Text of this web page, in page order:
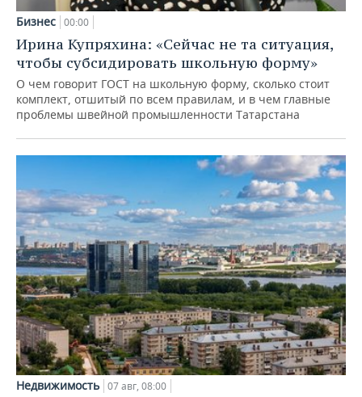
Бизнес 00:00
Ирина Купряхина: «Сейчас не та ситуация,
чтобы субсидировать школьную форму»
О чем говорит ГОСТ на школьную форму, сколько стоит
комплект, отшитый по всем правилам, и в чем главные
проблемы швейной промышленности Татарстана
Недвижимость 07 авг, 08:00